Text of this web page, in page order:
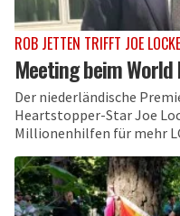
ROB JETTEN TRIFFT JOE LOCKE
Meeting beim World
Der niederländische
Heartstopper-Star Joe
Millionenhilfen für mehr